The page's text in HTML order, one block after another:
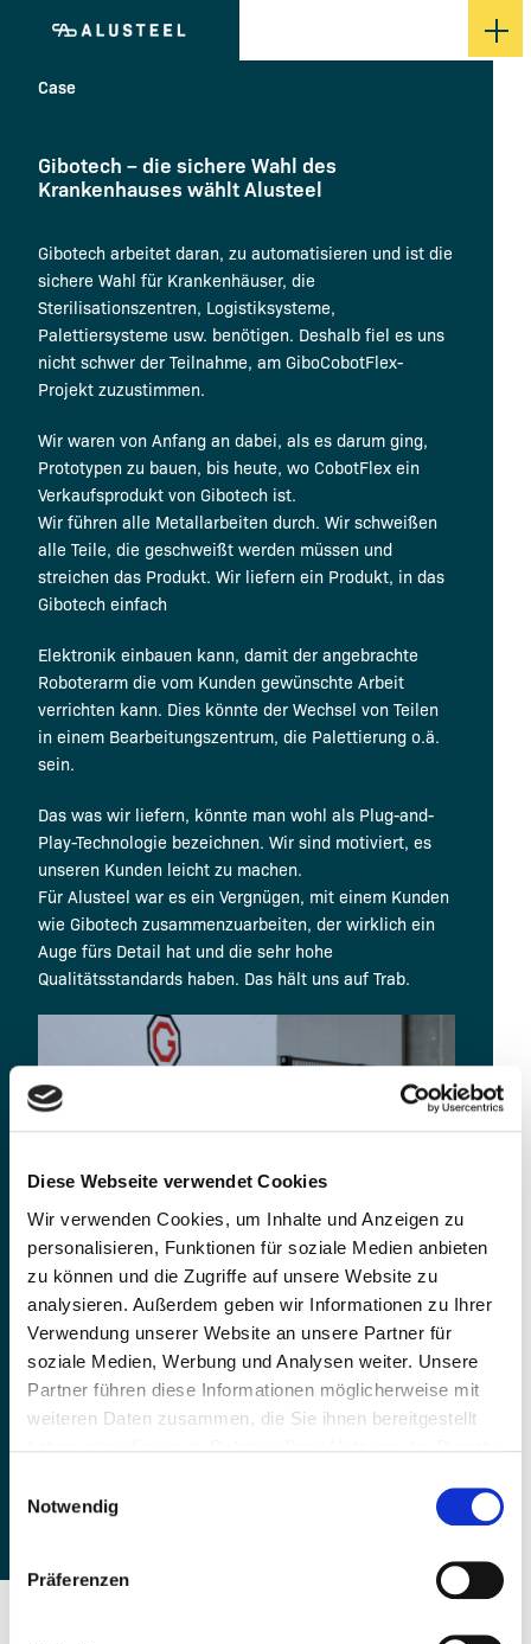
Diese Webseite verwendet Cookies
Wir verwenden Cookies, um Inhalte und Anzeigen zu
personalisieren, Funktionen für soziale Medien anbieten
zu können und die Zugriffe auf unsere Website zu
analysieren. Außerdem geben wir Informationen zu Ihrer
Verwendung unserer Website an unsere Partner für
soziale Medien, Werbung und Analysen weiter. Unsere
Partner führen diese Informationen möglicherweise mit
weiteren Daten zusammen, die Sie ihnen bereitgestellt
Notwendig
Präferenzen
Case
Gibotech – die sichere Wahl des
Krankenhauses wählt Alusteel
Gibotech arbeitet daran, zu automatisieren und ist die
sichere Wahl für Krankenhäuser, die
Sterilisationszentren, Logistiksysteme,
Palettiersysteme usw. benötigen. Deshalb fiel es uns
nicht schwer der Teilnahme, am GiboCobotFlex-
Projekt zuzustimmen.
Wir waren von Anfang an dabei, als es darum ging,
Prototypen zu bauen, bis heute, wo CobotFlex ein
Verkaufsprodukt von Gibotech ist.
Wir führen alle Metallarbeiten durch. Wir schweißen
alle Teile, die geschweißt werden müssen und
streichen das Produkt. Wir liefern ein Produkt, in das
Gibotech einfach
Elektronik einbauen kann, damit der angebrachte
Roboterarm die vom Kunden gewünschte Arbeit
verrichten kann. Dies könnte der Wechsel von Teilen
in einem Bearbeitungszentrum, die Palettierung o.ä.
sein.
Das was wir liefern, könnte man wohl als Plug-and-
Play-Technologie bezeichnen. Wir sind motiviert, es
unseren Kunden leicht zu machen.
Für Alusteel war es ein Vergnügen, mit einem Kunden
wie Gibotech zusammenzuarbeiten, der wirklich ein
Auge fürs Detail hat und die sehr hohe
Qualitätsstandards haben. Das hält uns auf Trab.